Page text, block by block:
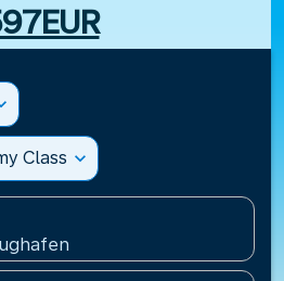
Class expand_more